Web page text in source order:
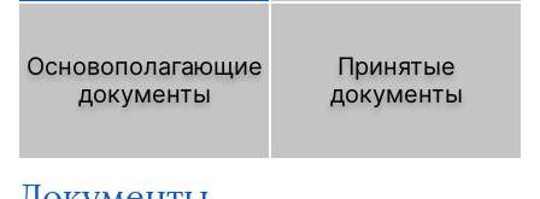
Основополагающие
документы
Принятые
документы